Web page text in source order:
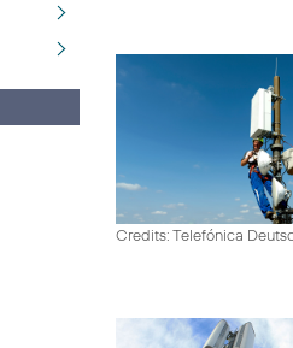
Credits: Telefónica